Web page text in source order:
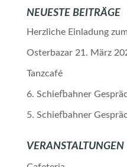
NEUESTE BEITRÄGE
Herzliche Einladung
Osterbazar 21. März
Tanzcafé
6. Schiefbahner
5. Schiefbahner
VERANSTALTUNGEN